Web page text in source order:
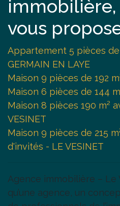
immobilière,
vous
Appartement 5 pièces de
GERMAIN EN LAYE
Maison 9 pièces de 192
Maison 6 pièces de 144
Maison 8 pièces 190 m²
VESINET
Maison 9 pièces de 215
d'invités - LE VESINET
Agence immobilière – Le
qu’une agence, un